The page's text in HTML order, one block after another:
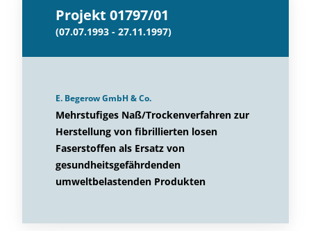
Projekt 01797/01
(07.07.1993 - 27.11.1997)
E. Begerow GmbH & Co.
Mehrstufiges Naß/Trockenverfahren zur
Herstellung von fibrillierten losen
Faserstoffen als Ersatz von
gesundheitsgefährdenden
umweltbelastenden Produkten